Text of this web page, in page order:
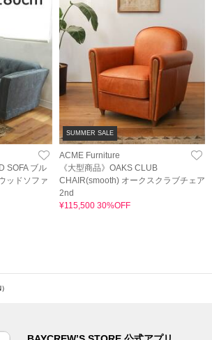
SOFA ブル
ッドソファ
SUMMER SALE
ACME Furniture
《大型商品》OAKS CLUB
CHAIR(smooth) オークスクラブチェア
2nd
¥115,500 30%OFF